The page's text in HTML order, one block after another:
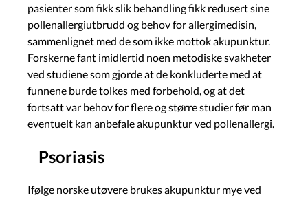
pasienter som fikk slik behandling fikk redusert sine
pollenallergiutbrudd og behov for allergimedisin,
sammenlignet med de som ikke mottok akupunktur.
Forskerne fant imidlertid noen metodiske svakheter
ved studiene som gjorde at de konkluderte med at
funnene burde tolkes med forbehold, og at det
fortsatt var behov for flere og større studier før man
eventuelt kan anbefale akupunktur ved pollenallergi.
Psoriasis
Ifølge norske utøvere brukes akupunktur mye ved